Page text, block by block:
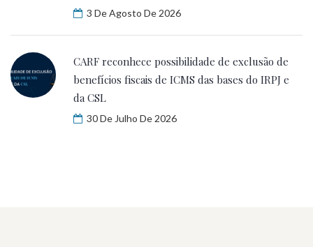
3 De Agosto De 2026
CARF reconhece possibilidade de exclusão de
benefícios fiscais de ICMS das bases do IRPJ e
da CSL
30 De Julho De 2026